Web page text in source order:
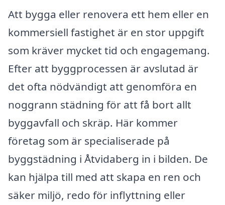
Att bygga eller renovera ett hem eller en
kommersiell fastighet är en stor uppgift
som kräver mycket tid och engagemang.
Efter att byggprocessen är avslutad är
det ofta nödvändigt att genomföra en
noggrann städning för att få bort allt
byggavfall och skräp. Här kommer
företag som är specialiserade på
byggstädning i Åtvidaberg in i bilden. De
kan hjälpa till med att skapa en ren och
säker miljö, redo för inflyttning eller